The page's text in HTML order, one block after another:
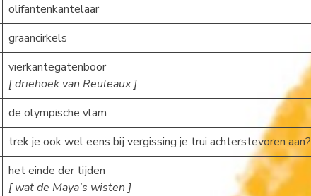
olifantenkantelaar
graancirkels
vierkantegatenboor
[ driehoek van Reuleaux ]
de olympische vlam
trek je ook wel eens bij vergissing je trui achterstevoren aan?
het einde der tijden
[ wat de Maya’s wisten ]